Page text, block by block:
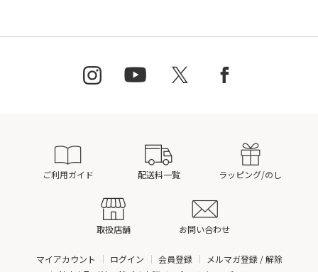
ご利用ガイド 配送料一覧 ラッピング/のし
取扱店舗 お問い合わせ
マイアカウント ログイン 会員登録
メルマガ登録 / 解除